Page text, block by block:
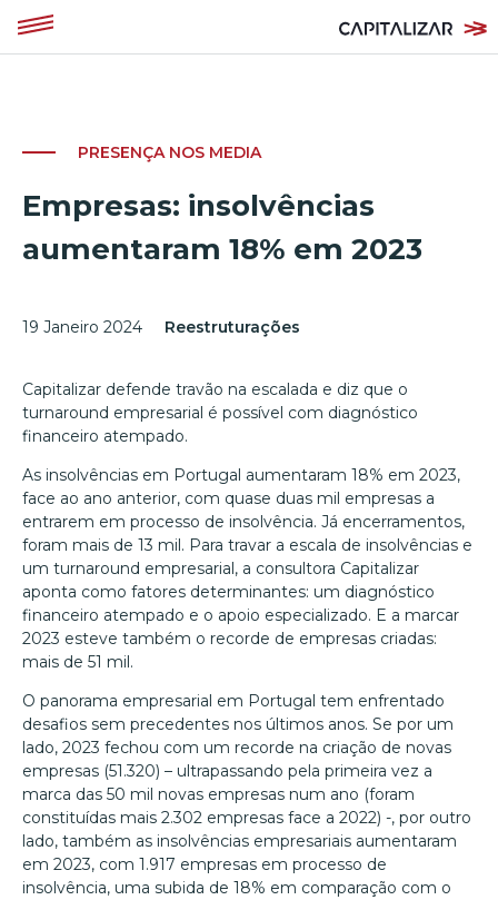
PRESENÇA NOS MEDIA
Empresas: insolvências
aumentaram 18% em 2023
19 Janeiro 2024 Reestruturações
Capitalizar defende travão na escalada e diz que o
turnaround empresarial é possível com diagnóstico
financeiro atempado.
As insolvências em Portugal aumentaram 18% em 2023,
face ao ano anterior, com quase duas mil empresas a
entrarem em processo de insolvência. Já encerramentos,
foram mais de 13 mil. Para travar a escala de insolvências e
um turnaround empresarial, a consultora Capitalizar
aponta como fatores determinantes: um diagnóstico
financeiro atempado e o apoio especializado. E a marcar
2023 esteve também o recorde de empresas criadas:
mais de 51 mil.
O panorama empresarial em Portugal tem enfrentado
desafios sem precedentes nos últimos anos. Se por um
lado, 2023 fechou com um recorde na criação de novas
empresas (51.320) – ultrapassando pela primeira vez a
marca das 50 mil novas empresas num ano (foram
constituídas mais 2.302 empresas face a 2022) -, por outro
lado, também as insolvências empresariais aumentaram
em 2023, com 1.917 empresas em processo de
insolvência, uma subida de 18% em comparação com o